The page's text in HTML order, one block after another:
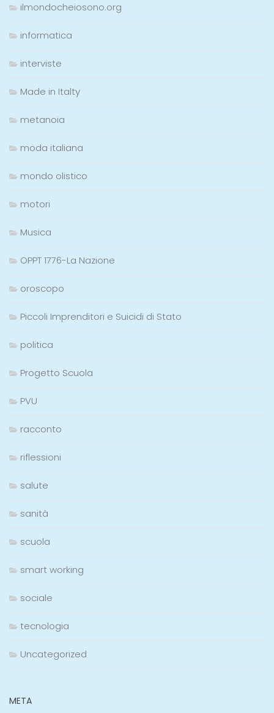
ilmondocheiosono.org
informatica
interviste
Made in Italty
metanoia
moda italiana
mondo olistico
motori
Musica
OPPT 1776-La Nazione
oroscopo
Piccoli Imprenditori e Suicidi di Stato
politica
Progetto Scuola
PVU
racconto
riflessioni
salute
sanità
scuola
smart working
sociale
tecnologia
Uncategorized
META